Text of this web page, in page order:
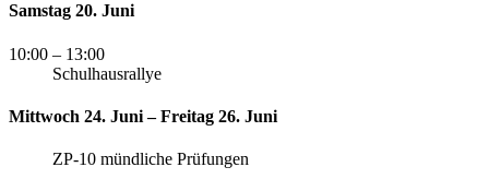
Samstag 20. Juni
10:00 – 13:00
Schulhausrallye
Mittwoch 24. Juni – Freitag 26. Juni
ZP-10 mündliche Prüfungen